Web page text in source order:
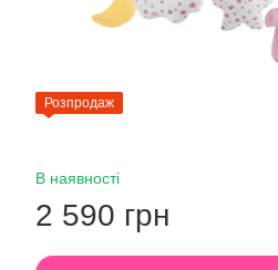
Розпродаж
В наявності
2 590 грн